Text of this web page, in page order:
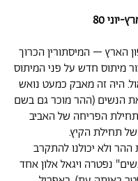
80
הארץ – המיסתורין הכרוך
מיתוס חדש על פני המיתוס
היה זה מאבק כמעט נואש
הנשים (ההר מוכר גם בשם
הפריחה של האביב
תחילת הקיץ.
ולא יכולנו להתקרב
נפטרה ויגאל אלון אחד